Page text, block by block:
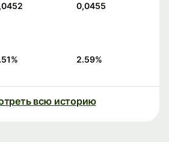
0,0455
% 2.59%
всю историю